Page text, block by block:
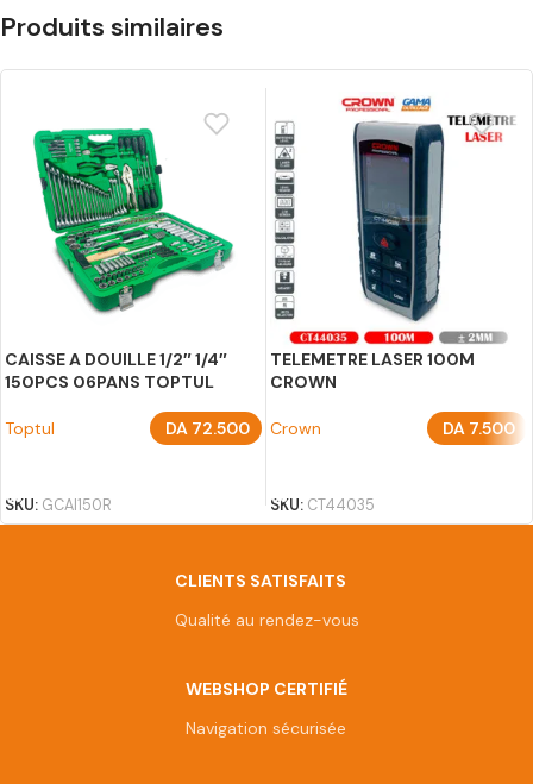
Produits similaires
CAISSE A DOUILLE 1/2″ 1/4″
150PCS 06PANS TOPTUL
Toptul DA 72.500
SKU: GCAI150R
TELEMETRE LASER 100M
CROWN
Crown DA 7.500
SKU: CT44035
CLIENTS SATISFAITS
Qualité au rendez-vous
WEBSHOP CERTIFIÉ
Navigation sécurisée